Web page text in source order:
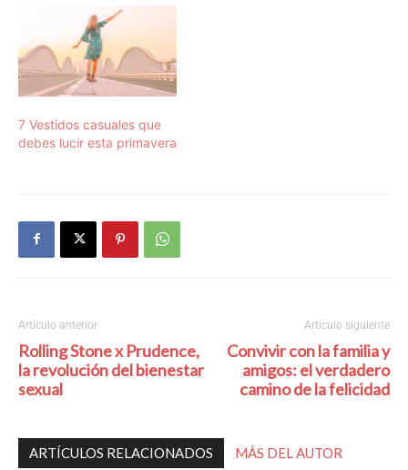
7 Vestidos casuales que
debes lucir esta primavera
Artículo anterior
Rolling Stone x Prudence,
la revolución del bienestar
sexual
Artículo siguiente
Convivir con la familia y
amigos: el verdadero
camino de la felicidad
ARTÍCULOS RELACIONADOS MÁS DEL AUTOR